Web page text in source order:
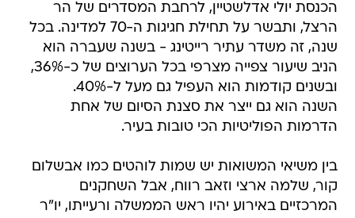
הכנסת יולי אדלשטיין, לרחבת המסדרים של הר
הרצל, ותבשר על תחילת חגיגות ה-70 למדינה. בכל
שנה, זה משדר עתיר רייטינג - בשנה שעברה הוא
הניב שיעור צפייה מצרפי בכל הערוצים של כ-36%,
ובשנים קודמות הוא העפיל גם מעל ל-40%.
השנה הוא גם ייצר את סצנת הסיום של אחת
הדרמות הפוליטיות הכי טובות בעיר.
בין משיאי המשואות יש שמות לוהטים כמו אבשלום
קור, שלמה ארצי וזאב רווח, אבל השחקנים
המרכזיים באירוע יהיו ראש הממשלה ורעייתו, יו"ר